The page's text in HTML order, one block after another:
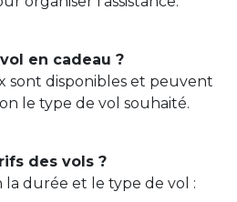
en cadeau ?
sont disponibles et peuvent
le type de vol souhaité.
des vols ?
la durée et le type de vol :